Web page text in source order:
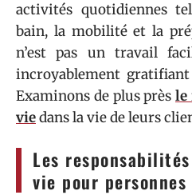
activités quotidiennes
bain, la mobilité et la
n’est pas un travail
incroyablement
Examinons de plus près le
viedans la vie de leurs
Les
vie pour personnes